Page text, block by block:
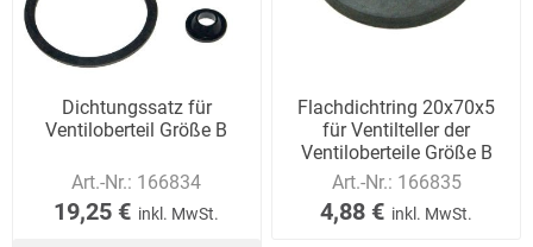
Dichtungssatz für
Ventiloberteil Größe B
Art.-Nr.: 166834
19,25 € inkl. MwSt.
Flachdichtring 20x70x5
für Ventilteller der
Ventiloberteile Größe B
Art.-Nr.: 166835
4,88 € inkl. MwSt.